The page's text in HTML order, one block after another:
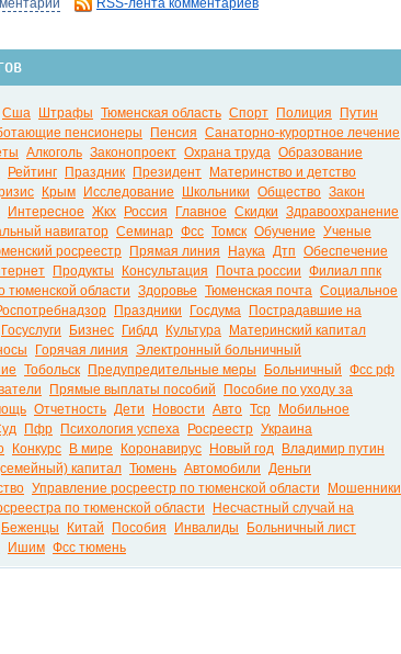
RSS-лента комментариев
Сша Штрафы Тюменская область Спорт Полиция
Путин
пенсионеры Пенсия Санаторно-курортное лечение
Алкоголь Законопроект Охрана труда Образование
Рейтинг Праздник Президент
Материнство и детство
Крым Исследование Школьники Общество Закон
Интересное Жкх Россия Главное Скидки Здравоохранение
навигатор Семинар Фсс Томск Обучение Ученые
росреестр Прямая линия Наука Дтп Обеспечение
Продукты Консультация Почта россии Филиал ппк
тюменской области Здоровье Тюменская почта Социальное
Праздники Госдума
Пострадавшие на
Госуслуги Бизнес Гибдд Культура
Материнский капитал
Горячая линия Электронный больничный
Тобольск Предупредительные меры Больничный Фсс рф
Прямые выплаты пособий
Пособие по уходу за
Отчетность Дети Новости Авто Тср
Мобильное
Пфр Психология успеха Росреестр Украина
Конкурс В мире Коронавирус Новый год
Владимир путин
капитал Тюмень Автомобили Деньги
Управление росреестр по тюменской области
Мошенники
по тюменской области
Несчастный случай на
Беженцы Китай Пособия Инвалиды
Больничный лист
Ишим Фсс тюмень